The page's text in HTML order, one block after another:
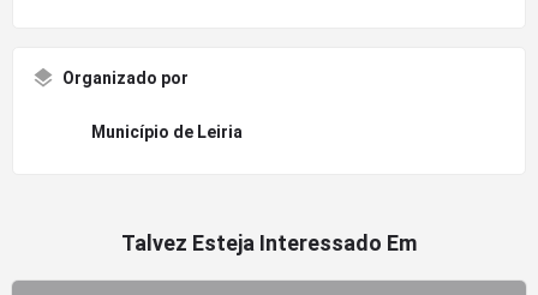
Organizado por
Município de Leiria
Talvez Esteja Interessado Em